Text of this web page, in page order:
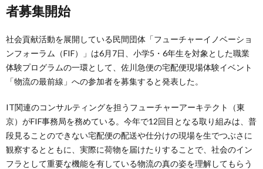
者募集開始
社会貢献活動を展開している民間団体「フューチャーイノベーショ
ンフォーラム（FIF）」は6月7日、小学5・6年生を対象とした職業
体験プログラムの一環として、佐川急便の宅配便現場体験イベント
「物流の最前線」への参加者を募集すると発表した。
IT関連のコンサルティングを担うフューチャーアーキテクト（東
京）がFIF事務局を務めている。今年で12回目となる取り組みは、普
段見ることのできない宅配便の配送や仕分けの現場を生でつぶさに
観察するとともに、実際に荷物を届けたりすることで、社会のイン
フラとして重要な機能を有している物流の真の姿を理解してもらう